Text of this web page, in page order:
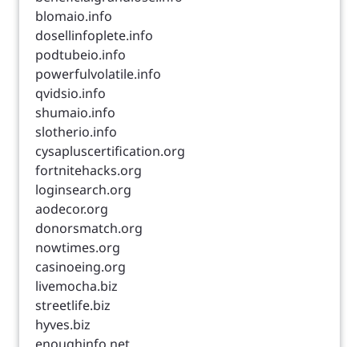
blomaio.info
dosellinfoplete.info
podtubeio.info
powerfulvolatile.info
qvidsio.info
shumaio.info
slotherio.info
cysapluscertification.org
fortnitehacks.org
loginsearch.org
aodecor.org
donorsmatch.org
nowtimes.org
casinoeing.org
livemocha.biz
streetlife.biz
hyves.biz